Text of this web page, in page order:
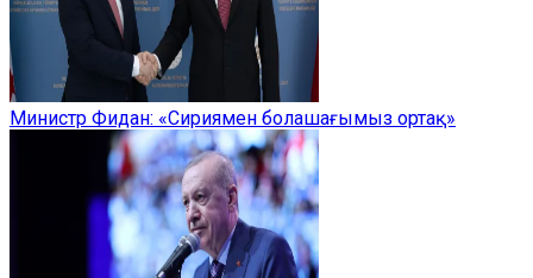
Министр Фидан: «Сириямен болашағымыз ортақ»